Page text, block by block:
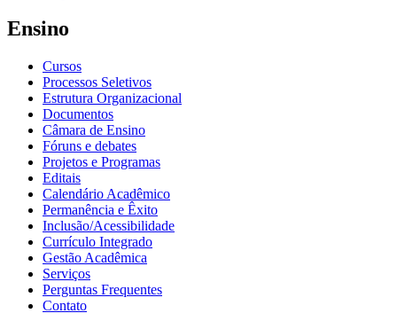
Ensino
Cursos
Processos Seletivos
Estrutura Organizacional
Documentos
Câmara de Ensino
Fóruns e debates
Projetos e Programas
Editais
Calendário Acadêmico
Permanência e Êxito
Inclusão/Acessibilidade
Currículo Integrado
Gestão Acadêmica
Serviços
Perguntas Frequentes
Contato